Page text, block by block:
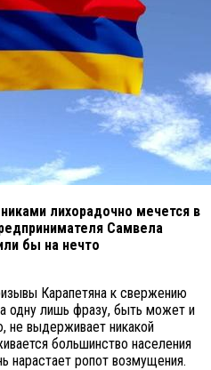
лихорадочно мечется в
Самвела
бы на нечто
Карапетяна к свержению
одну лишь фразу, быть может и
не выдерживает никакой
большинство населения
нарастает ропот возмущения.